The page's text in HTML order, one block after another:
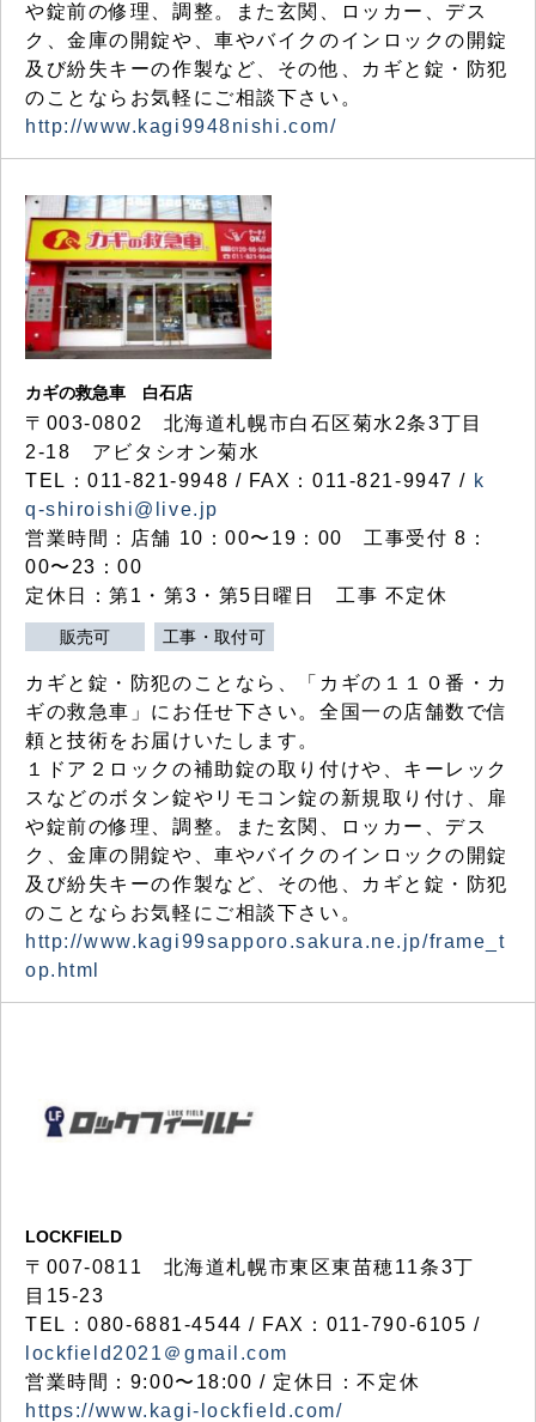
や錠前の修理、調整。また玄関、ロッカー、デス
ク、金庫の開錠や、車やバイクのインロックの開錠
及び紛失キーの作製など、その他、カギと錠・防犯
のことならお気軽にご相談下さい。
http://www.kagi9948nishi.com/
カギの救急車 白石店
〒003-0802 北海道札幌市白石区菊水2条3丁目
2-18 アビタシオン菊水
TEL：011-821-9948 / FAX：011-821-9947 / k
q-shiroishi@live.jp
営業時間：店舗 10：00〜19：00 工事受付 8：
00〜23：00
定休日：第1・第3・第5日曜日 工事 不定休
販売可 工事・取付可
カギと錠・防犯のことなら、「カギの１１０番・カ
ギの救急車」にお任せ下さい。全国一の店舗数で信
頼と技術をお届けいたします。
１ドア２ロックの補助錠の取り付けや、キーレック
スなどのボタン錠やリモコン錠の新規取り付け、扉
や錠前の修理、調整。また玄関、ロッカー、デス
ク、金庫の開錠や、車やバイクのインロックの開錠
及び紛失キーの作製など、その他、カギと錠・防犯
のことならお気軽にご相談下さい。
http://www.kagi99sapporo.sakura.ne.jp/frame_t
op.html
LOCKFIELD
〒007-0811 北海道札幌市東区東苗穂11条3丁
目15-23
TEL：080-6881-4544 / FAX：011-790-6105 /
lockfield2021＠gmail.com
営業時間：9:00〜18:00 / 定休日：不定休
https://www.kagi-lockfield.com/